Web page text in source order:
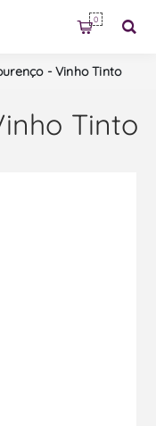
0
- Vinho Tinto
Tinto